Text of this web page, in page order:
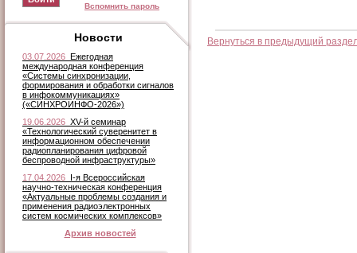
Вспомнить пароль
Новости
03.07.2026 Ежегодная
международная конференция
«Системы синхронизации,
формирования и обработки сигналов
в инфокоммуникациях»
(«СИНХРОИНФО-2026»)
19.06.2026 XV-й семинар
«Технологический суверенитет в
информационном обеспечении
радиопланирования цифровой
беспроводной инфраструктуры»
17.04.2026 I-я Всероссийская
научно-техническая конференция
«Актуальные проблемы создания и
применения радиоэлектронных
систем космических комплексов»
Архив новостей
Вернуться в предыдущий